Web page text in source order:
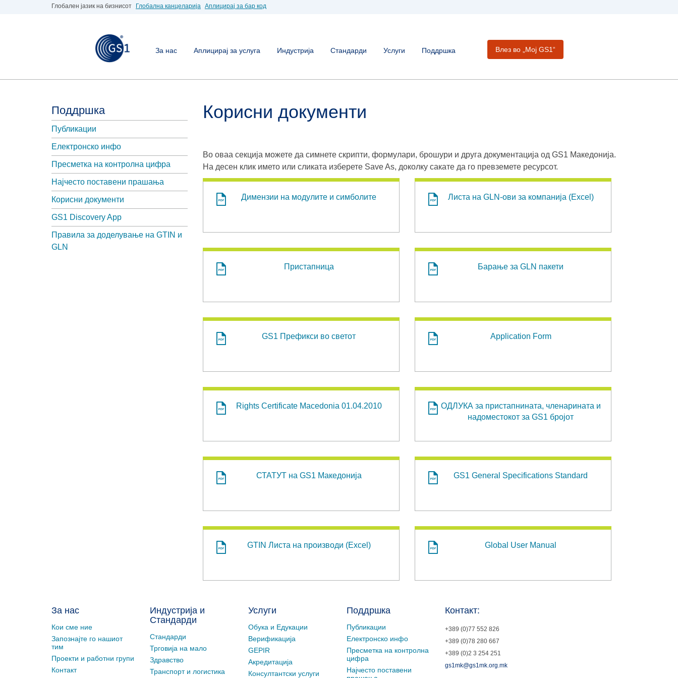
Глобален јазик на бизнисот Глобална канцеларија Аплицирај за бар код
За нас Аплицирај за услуга Индустрија Стандарди Услуги Поддршка Влез во „Moj GS1“
Поддршка
Публикации
Електронско инфо
Пресметка на контролна цифра
Најчесто поставени прашања
Корисни документи
GS1 Discovery App
Правила за доделување на GTIN и
GLN
Корисни документи
Во оваа секција можете да симнете скрипти, формулари, брошури и друга документација од GS1 Македонија.
На десен клик името или сликата изберете Save As, доколку сакате да го превземете ресурсот.
Димензии на модулите и симболите Листа на GLN-ови за компанија (Excel)
Пристапница Барање за GLN пакети
GS1 Префикси во светот Application Form
Rights Certificate Macedonia 01.04.2010
ОДЛУКА за пристапнината, членарината и
надоместокот за GS1 бројот
СТАТУТ на GS1 Македонија GS1 General Specifications Standard
GTIN Листа на производи (Excel) Global User Manual
За нас
Кои сме ние
Запознајте го нашиот
тим
Проекти и работни групи
Контакт
Индустрија и
Стандарди
Стандарди
Трговија на мало
Здравство
Транспорт и логистика
Услуги
Обука и Едукации
Верификација
GEPIR
Акредитација
Консултантски услуги
Поддршка
Публикации
Електронско инфо
Пресметка на контролна
цифра
Најчесто поставени
Контакт:
+389 (0)77 552 826
+389 (0)78 280 667
+389 (0)2 3 254 251
gs1mk@gs1mk.org.mk